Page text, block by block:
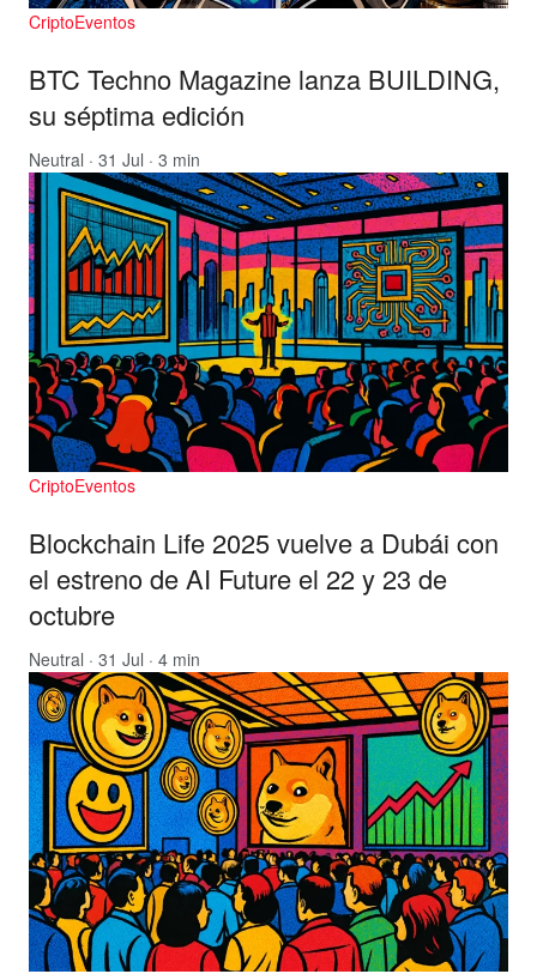
CriptoEventos
BTC Techno Magazine lanza BUILDING,
su séptima edición
Neutral · 31 Jul · 3 min
CriptoEventos
Blockchain Life 2025 vuelve a Dubái con
el estreno de AI Future el 22 y 23 de
octubre
Neutral · 31 Jul · 4 min